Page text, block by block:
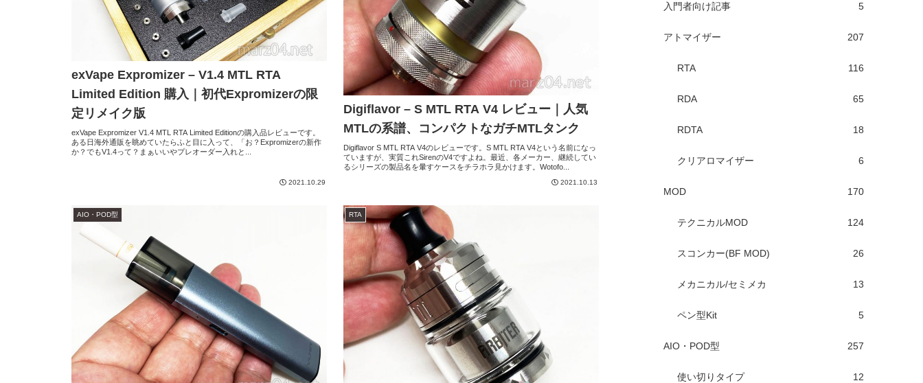
exVape Expromizer – V1.4 MTL RTA
Limited Edition 購入｜初代Expromizerの限
定リメイク版
exVape Expromizer V1.4 MTL RTA Limited Editionの購入品レビューです。
ある日海外通販を眺めていたらふと目に入って、「お？Expromizerの新作
か？でもV1.4って？まぁいいやプレオーダー入れと...
2021.10.29
Digiflavor – S MTL RTA V4 レビュー｜人気
MTLの系譜、コンパクトなガチMTLタンク
Digiflavor S MTL RTA V4のレビューです。S MTL RTA V4という名前になっ
ていますが、実質これSirenのV4ですよね。最近、各メーカー、継続してい
るシリーズの製品名を暈すケースをチラホラ見かけます。Wotofo...
2021.10.13
AIO・POD型 RTA
入門者向け記事 5
アトマイザー 207
RTA 116
RDA 65
RDTA 18
クリアロマイザー 6
MOD 170
テクニカルMOD 124
スコンカー(BF MOD) 26
メカニカル/セミメカ 13
ペン型Kit 5
AIO・POD型 257
使い切りタイプ 12